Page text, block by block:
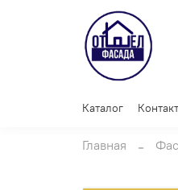
Каталог
Главная